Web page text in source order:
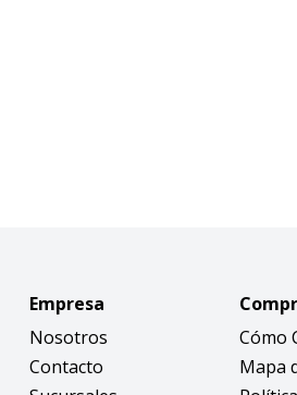
Empresa
Nosotros
Contacto
Cómo
Mapa